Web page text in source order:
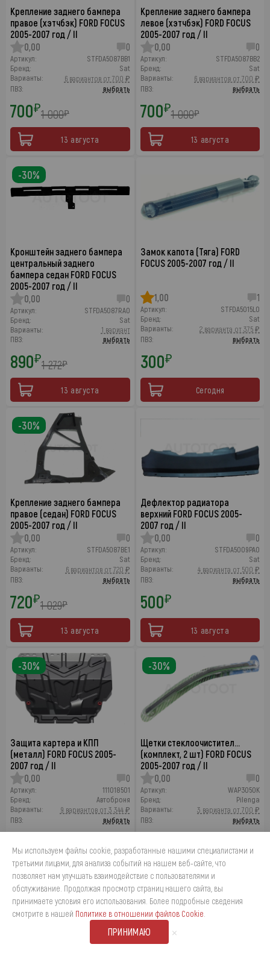
Крепление заднего бампера
правое (хэтчбэк) FORD FOCUS
2005-2007 год / II
0,00
0
Артикул:
STFDA5087BB1
Бренд:
Sat
Варианты:
6 вариантов от 700 ₽
ПВЗ:
выбрать
700₽1 000₽
13 августа
Крепление заднего бампера
левое (хэтчбэк) FORD FOCUS
2005-2007 год / II
0,00
0
Артикул:
STFDA5087BB2
Бренд:
Sat
Варианты:
6 вариантов от 700 ₽
ПВЗ:
выбрать
700₽1 000₽
13 августа
Кронштейн заднего бампера
центральный заднего
бампера седан FORD FOCUS
2005-2007 год / II
0,00
0
Артикул:
STFDA5087RA0
Бренд:
Sat
Варианты:
1 вариант
ПВЗ:
выбрать
890₽1 272₽
13 августа
-30%
Замок капота (Тяга) FORD
FOCUS 2005-2007 год / II
1,00 1
Артикул:
STFDA5015L0
Бренд:
Sat
Варианты:
2 варианта от 375 ₽
ПВЗ:
выбрать
300₽
Сегодня
Крепление заднего бампера
правое (седан) FORD FOCUS
2005-2007 год / II
0,00
0
Артикул:
STFDA5087BE1
Бренд:
Sat
Варианты:
6 вариантов от 720 ₽
ПВЗ:
выбрать
720₽1 029₽
13 августа
-30%
Дефлектор радиатора
верхний FORD FOCUS 2005-
2007 год / II
0,00
0
Артикул:
STFDA5009PA0
Бренд:
Sat
Варианты:
4 варианта от 500 ₽
ПВЗ:
выбрать
500₽
13 августа
Защита картера и КПП
(металл) FORD FOCUS 2005-
2007 год / II
0,00
0
Артикул:
111018501
Бренд:
Автоброня
Варианты:
9 вариантов от 3 344 ₽
ПВЗ:
выбрать
4 974
Завтра
-30%
Щетки стеклоочистител…
(комплект, 2 шт) FORD FOCUS
2005-2007 год / II
0,00
0
Артикул:
WAP3050K
Бренд:
Pilenga
Варианты:
3 варианта от 700 ₽
ПВЗ:
выбрать
1 000
Завтра
-30%
-40% -40%
Мы используем файлы cookie, разработанные нашими специалистами и
третьими лицами, для анализа событий на нашем веб-сайте, что
позволяет нам улучшать взаимодействие с пользователями и
обслуживание. Продолжая просмотр страниц нашего сайта, вы
принимаете условия его использования. Более подробные сведения
смотрите в нашей Политике в отношении файлов Cookie
ПРИНИМАЮ ×